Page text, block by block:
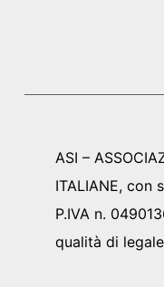
ASI –
ITALIANE, con
P.IVA n.
qualità di